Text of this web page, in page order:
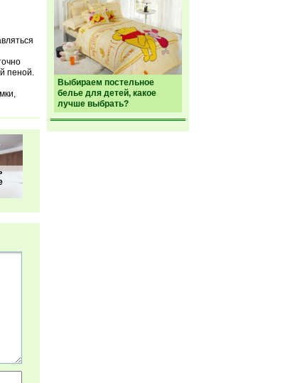
Выбираем постельное
белье для детей, какое
лучше выбрать?
пеной.